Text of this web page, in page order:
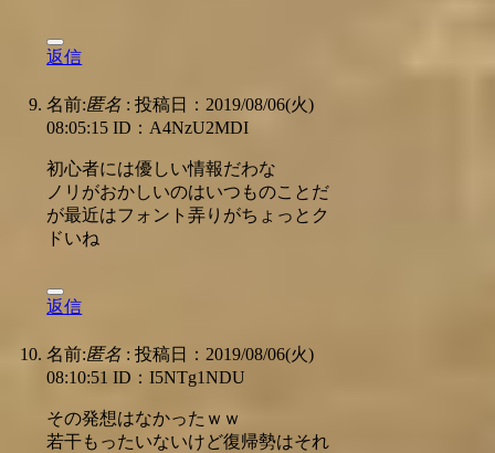
返信
名前:匿名 : 投稿日：2019/08/06(火)
08:05:15 ID：A4NzU2MDI
初心者には優しい情報だわな
ノリがおかしいのはいつものことだ
が最近はフォント弄りがちょっとク
ドいね
返信
名前:匿名 : 投稿日：2019/08/06(火)
08:10:51 ID：I5NTg1NDU
その発想はなかったｗｗ
若干もったいないけど復帰勢はそれ